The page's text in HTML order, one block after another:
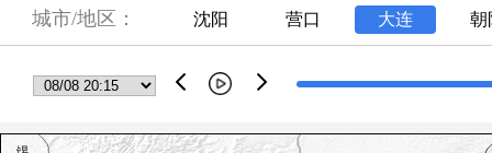
城市/地区： 沈阳 营口 大连 朝